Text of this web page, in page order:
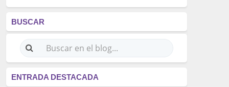
BUSCAR
ENTRADA DESTACADA